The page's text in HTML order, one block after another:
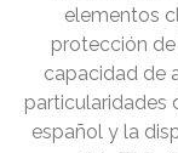
elementos
protección
capacidad de
particularidades
español y la